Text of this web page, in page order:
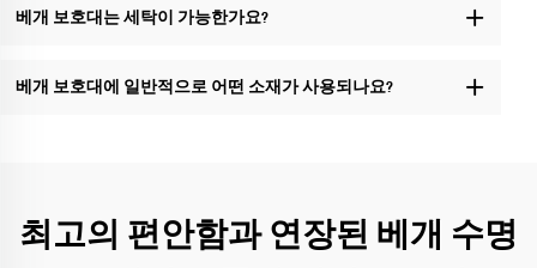
베개 보호대는 세탁이 가능한가요?
베개 보호대에 일반적으로 어떤 소재가 사용되나요?
최고의 편안함과 연장된 베개 수명